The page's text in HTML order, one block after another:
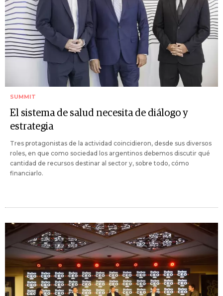
SUMMIT
El sistema de salud necesita de diálogo y
estrategia
Tres protagonistas de la actividad coincidieron, desde sus diversos
roles, en que como sociedad los argentinos debemos discutir qué
cantidad de recursos destinar al sector y, sobre todo, cómo
financiarlo.